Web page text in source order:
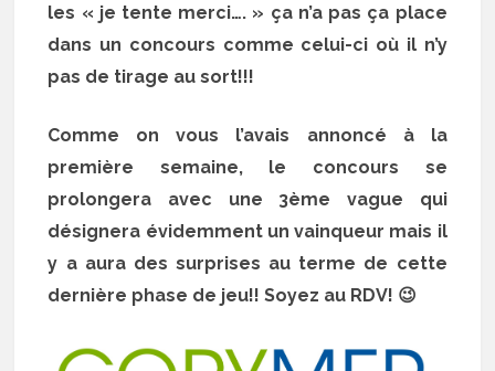
les « je tente merci…. » ça n’a pas ça place
dans un concours comme celui-ci où il n’y
pas de tirage au sort!!!
Comme on vous l’avais annoncé à la
première semaine, le concours se
prolongera avec une 3ème vague qui
désignera évidemment un vainqueur mais il
y a aura des surprises au terme de cette
dernière phase de jeu!! Soyez au RDV! 😉